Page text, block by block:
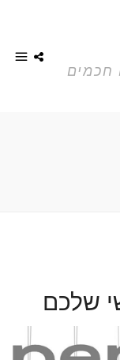
חכמים
שלכם